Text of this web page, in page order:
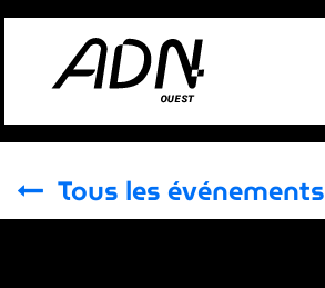
Se rendre au contenu
Tous les événements